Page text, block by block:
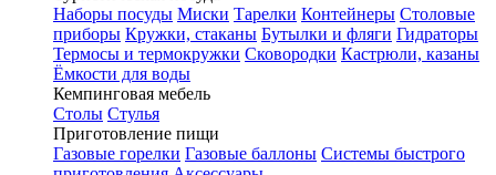
Наборы посуды Миски Тарелки Контейнеры Столовые
приборы Кружки, стаканы Бутылки и фляги Гидраторы
Термосы и термокружки Сковородки Кастрюли, казаны
Ёмкости для воды
Кемпинговая мебель
Столы Стулья
Приготовление пищи
Газовые горелки Газовые баллоны Системы быстрого